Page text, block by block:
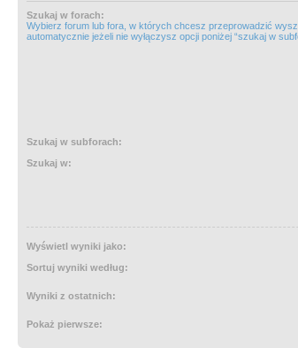
Szukaj w forach:
Wybierz forum lub fora, w których chcesz przeprowadzić
automatycznie jeżeli nie wyłączysz opcji poniżej “szukaj w
Szukaj w subforach:
Szukaj w:
Wyświetl wyniki jako:
Sortuj wyniki według:
Wyniki z ostatnich:
Pokaż pierwsze: